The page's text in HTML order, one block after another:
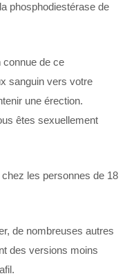
phosphodiestérase de
connue de ce
sanguin vers votre
une érection.
êtes sexuellement
les personnes de 18
de nombreuses autres
des versions moins